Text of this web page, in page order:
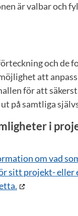
är valbar och
och de
att
för att
på samtliga
i
om vad
sitt projekt- eller